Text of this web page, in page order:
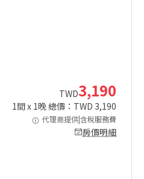
TWD3,190
1間 x 1晚 總價：TWD 3,190
代理商提供|含稅服務費
房價明細